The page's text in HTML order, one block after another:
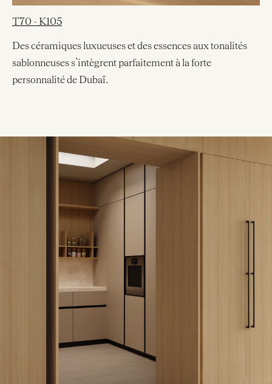
T70 - K105
Des céramiques luxueuses et des essences aux tonalités
sablonneuses s’intègrent parfaitement à la forte
personnalité de Dubaï.